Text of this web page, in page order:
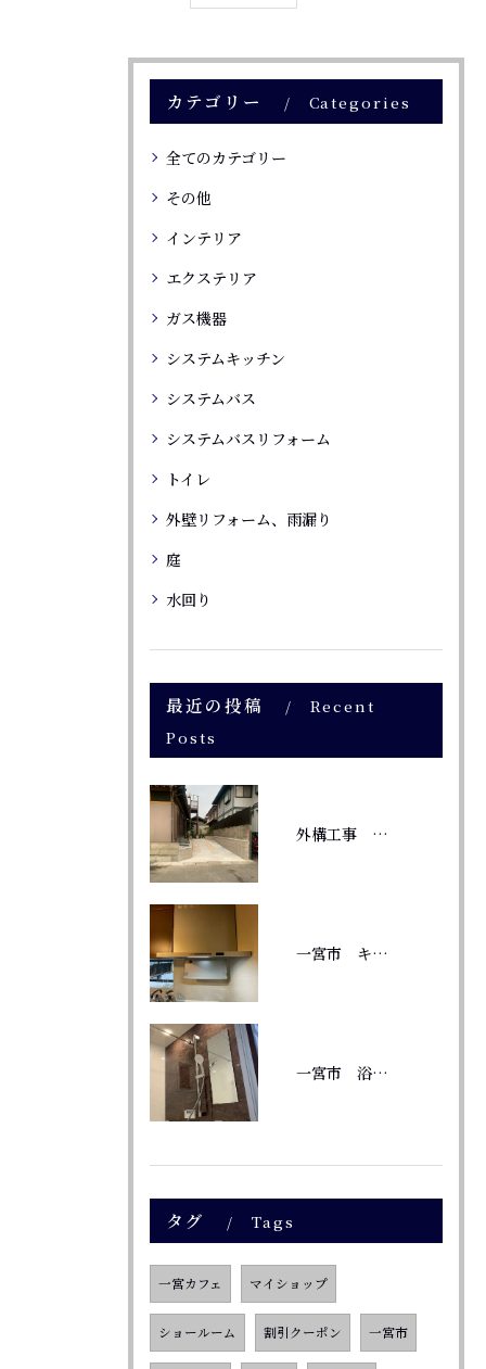
カテゴリー Categories
全てのカテゴリー
その他
インテリア
エクステリア
ガス機器
システムキッチン
システムバス
システムバスリフォーム
トイレ
外壁リフォーム、雨漏り
庭
水回り
最近の投稿
Recent
Posts
外構工事 庭に駐車場
一宮市 キッチン換気扇交換 TAGシリーズ
一宮市 浴室リフォーム 風呂釜から給湯器へ変更
タグ Tags
一宮カフェ マイショップ
ショールーム 割引クーポン 一宮市